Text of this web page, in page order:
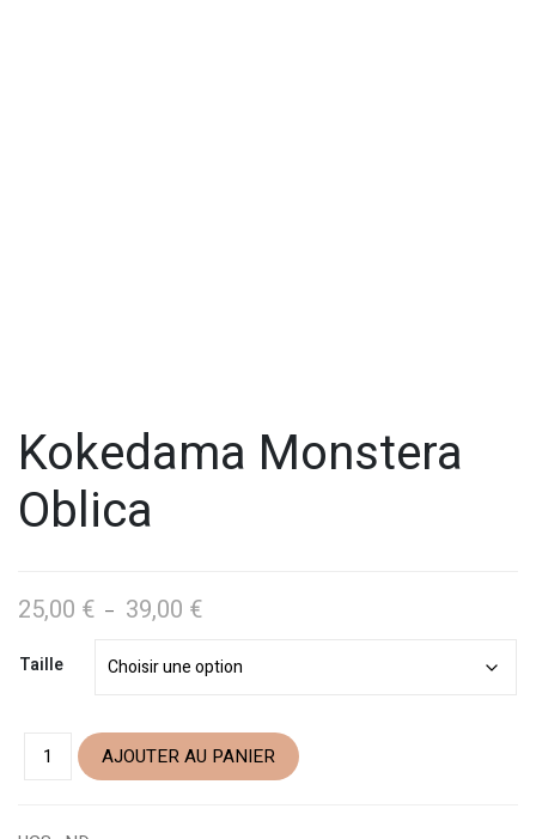
Kokedama Monstera
Oblica
25,00 € – 39,00 €Plage
prix :
39,00 €
Taille
AJOUTER AU PANIER